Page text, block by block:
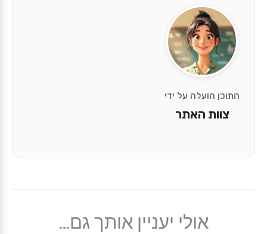
התוכן הועלה על ידי
צוות האתר
אולי יעניין אותך גם...